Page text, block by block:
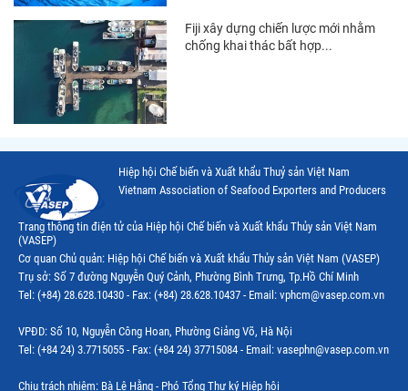
Thị trường Hàn Quốc
Thị trường Nhật Bản
Thị trường Thái Lan
Thị trường Trung Quốc
Thị trường Tây Ban Nha
Thị trường thủy sản khác
Thị trường thủy sản thế giới
Fiji xây dựng chiến lược mới nhằm
chống khai thác bất hợp...
Hiệp hội Chế biến và Xuất khẩu Thuỷ sản Việt Nam
Vietnam Association of Seafood Exporters and Producers
Trang thông tin điện tử của Hiệp hội Chế biến và Xuất khẩu Thủy sản Việt Nam
(VASEP)
Cơ quan Chủ quản: Hiệp hội Chế biến và Xuất khẩu Thủy sản Việt Nam (VASEP)
Trụ sở: Số 7 đường Nguyễn Quý Cảnh, Phường Bình Trưng, Tp.Hồ Chí Minh
Tel: (+84) 28.628.10430 - Fax: (+84) 28.628.10437 - Email: vphcm@vasep.com.vn
VPĐD: Số 10, Nguyễn Công Hoan, Phường Giảng Võ, Hà Nội
Tel: (+84 24) 3.7715055 - Fax: (+84 24) 37715084 - Email: vasephn@vasep.com.vn
Chịu trách nhiệm: Bà Lê Hằng - Phó Tổng Thư ký Hiệp hội